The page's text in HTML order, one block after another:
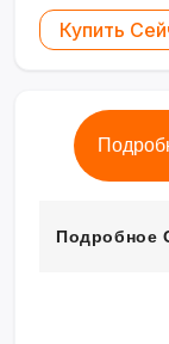
Купить
Подробное